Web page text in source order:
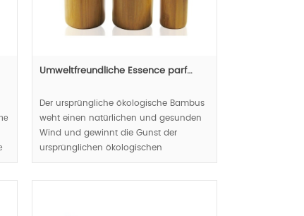
Umweltfreundliche Essence parf…
Der ursprüngliche ökologische Bambus
weht einen natürlichen und gesunden
Wind und gewinnt die Gunst der
ursprünglichen ökologischen
Endverbraucher.